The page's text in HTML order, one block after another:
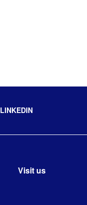
LINKEDIN
Visit us